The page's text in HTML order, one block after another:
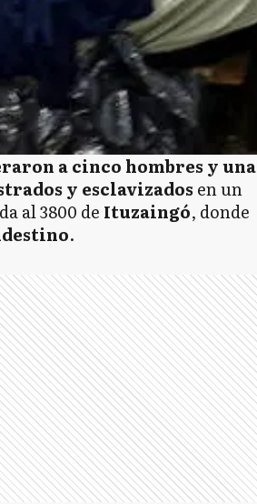
a cinco hombres y una
y esclavizados en un
al 3800 de Ituzaingó, donde
.